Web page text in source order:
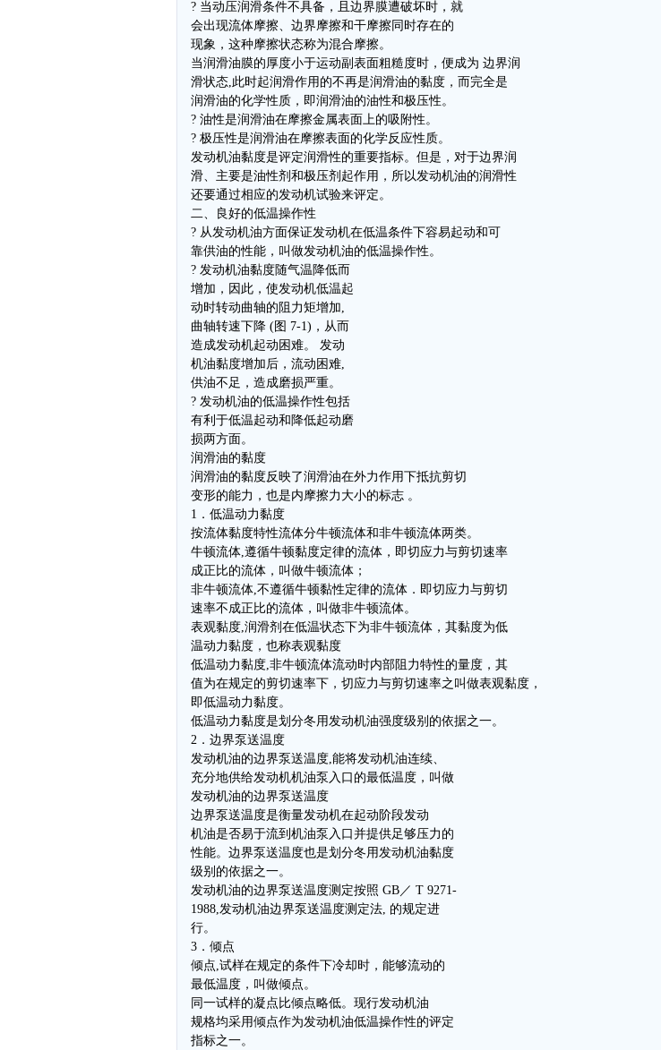
? 当动压润滑条件不具备，且边界膜遭破坏时，就
会出现流体摩擦、边界摩擦和干摩擦同时存在的
现象，这种摩擦状态称为混合摩擦。
当润滑油膜的厚度小于运动副表面粗糙度时，便成为 边界润
滑状态,此时起润滑作用的不再是润滑油的黏度，而完全是
润滑油的化学性质，即润滑油的油性和极压性。
? 油性是润滑油在摩擦金属表面上的吸附性。
? 极压性是润滑油在摩擦表面的化学反应性质。
发动机油黏度是评定润滑性的重要指标。但是，对于边界润
滑、主要是油性剂和极压剂起作用，所以发动机油的润滑性
还要通过相应的发动机试验来评定。
二、良好的低温操作性
? 从发动机油方面保证发动机在低温条件下容易起动和可
靠供油的性能，叫做发动机油的低温操作性。
? 发动机油黏度随气温降低而
增加，因此，使发动机低温起
动时转动曲轴的阻力矩增加,
曲轴转速下降 (图 7-1)，从而
造成发动机起动困难。 发动
机油黏度增加后，流动困难,
供油不足，造成磨损严重。
? 发动机油的低温操作性包括
有利于低温起动和降低起动磨
损两方面。
润滑油的黏度
润滑油的黏度反映了润滑油在外力作用下抵抗剪切
变形的能力，也是内摩擦力大小的标志 。
1．低温动力黏度
按流体黏度特性流体分牛顿流体和非牛顿流体两类。
牛顿流体,遵循牛顿黏度定律的流体，即切应力与剪切速率
成正比的流体，叫做牛顿流体；
非牛顿流体,不遵循牛顿黏性定律的流体．即切应力与剪切
速率不成正比的流体，叫做非牛顿流体。
表观黏度,润滑剂在低温状态下为非牛顿流体，其黏度为低
温动力黏度，也称表观黏度
低温动力黏度,非牛顿流体流动时内部阻力特性的量度，其
值为在规定的剪切速率下，切应力与剪切速率之叫做表观黏度，
即低温动力黏度。
低温动力黏度是划分冬用发动机油强度级别的依据之一。
2．边界泵送温度
发动机油的边界泵送温度,能将发动机油连续、
充分地供给发动机机油泵入口的最低温度，叫做
发动机油的边界泵送温度
边界泵送温度是衡量发动机在起动阶段发动
机油是否易于流到机油泵入口并提供足够压力的
性能。边界泵送温度也是划分冬用发动机油黏度
级别的依据之一。
发动机油的边界泵送温度测定按照 GB／ T 9271-
1988,发动机油边界泵送温度测定法, 的规定进
行。
3．倾点
倾点,试样在规定的条件下冷却时，能够流动的
最低温度，叫做倾点。
同一试样的凝点比倾点略低。现行发动机油
规格均采用倾点作为发动机油低温操作性的评定
指标之一。